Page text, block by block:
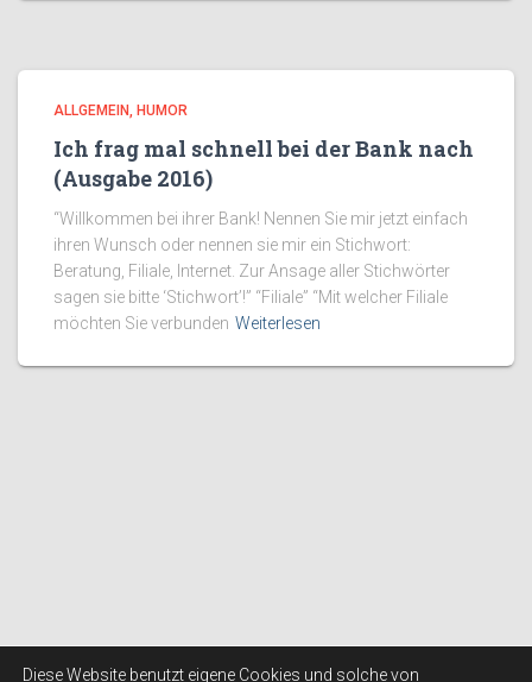
ALLGEMEIN HUMOR
Ich frag mal schnell bei der Bank nach
(Ausgabe 2016)
“Willkommen bei ihrer Bank! Nennen Sie mir jetzt einfach
ihren Wunsch oder nennen sie mir ein Stichwort:
Beratung, Filiale, Internet. Zur Ansage aller Stichwörter
sagen sie bitte ‘Stichwort’!” “Filiale” “Mit welcher Filiale
möchten Sie verbunden Weiterlesen
Diese Website benutzt eigene Cookies und solche von